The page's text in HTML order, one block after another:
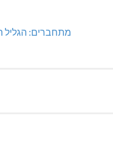
מתחברים: הגליל